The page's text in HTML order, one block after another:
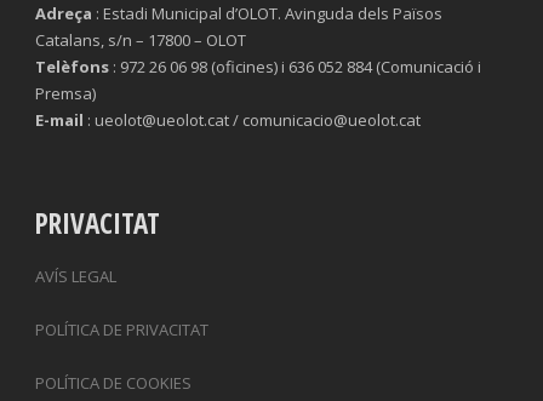
Adreça : Estadi Municipal d’OLOT. Avinguda dels Països
Catalans, s/n – 17800 – OLOT
Telèfons : 972 26 06 98 (oficines) i 636 052 884 (Comunicació i
Premsa)
E-mail : ueolot@ueolot.cat / comunicacio@ueolot.cat
PRIVACITAT
AVÍS LEGAL
POLÍTICA DE PRIVACITAT
POLÍTICA DE COOKIES